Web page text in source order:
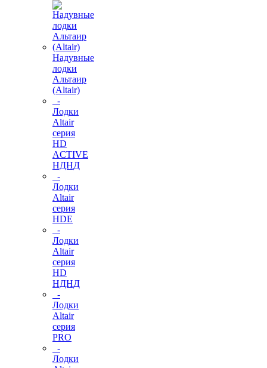
Надувные
лодки
Альтаир
(Altair)
-
Лодки
Altair
серия
HD
ACTIVE
НДНД
-
Лодки
Altair
серия
HDE
-
Лодки
Altair
серия
HD
НДНД
-
Лодки
Altair
серия
PRO
-
Лодки